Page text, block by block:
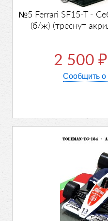
№5 Ferrari SF15-T -
(б/ж) (треснут
2 500 ₽
Сообщить о